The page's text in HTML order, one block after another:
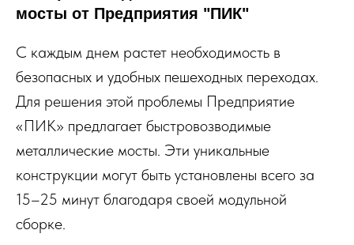
мосты от Предприятия "ПИК"
С каждым днем растет необходимость в
безопасных и удобных пешеходных переходах.
Для решения этой проблемы Предприятие
«ПИК» предлагает быстровозводимые
металлические мосты. Эти уникальные
конструкции могут быть установлены всего за
15–25 минут благодаря своей модульной
сборке.